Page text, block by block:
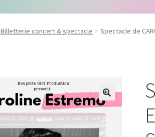
Billetterie concert & spectacle Spectacle de